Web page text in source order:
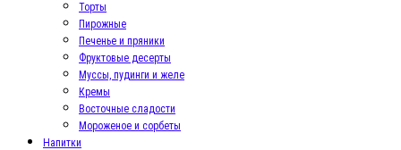
Торты
Пирожные
Печенье и пряники
Фруктовые десерты
Муссы, пудинги и желе
Кремы
Восточные сладости
Мороженое и сорбеты
Напитки